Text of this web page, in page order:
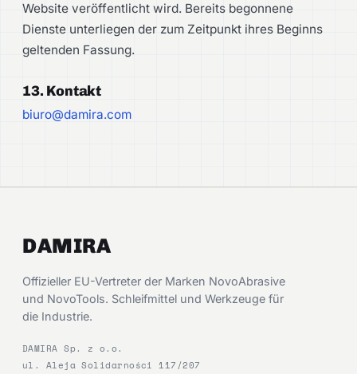
Website veröffentlicht wird. Bereits begonnene
Dienste unterliegen der zum Zeitpunkt ihres Beginns
geltenden Fassung.
13. Kontakt
biuro@damira.com
DAMIRA
Offizieller EU-Vertreter der Marken NovoAbrasive
und NovoTools. Schleifmittel und Werkzeuge für
die Industrie.
DAMIRA Sp. z o.o.
ul. Aleja Solidarności 117/207